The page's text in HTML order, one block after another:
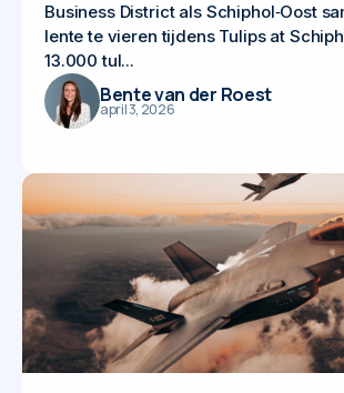
Business District als Schiphol‑Oost
lente te vieren tijdens Tulips at
13.000 tul...
Bente van der Roest
april 3, 2026